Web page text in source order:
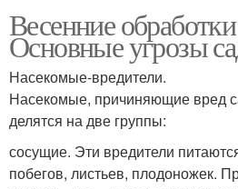
Весенние
Основные угрозы
Насекомые-вредители.
Насекомые, причиняющие вред
делятся на две группы:
сосущие. Эти вредители
побегов, листьев, плодоножек.